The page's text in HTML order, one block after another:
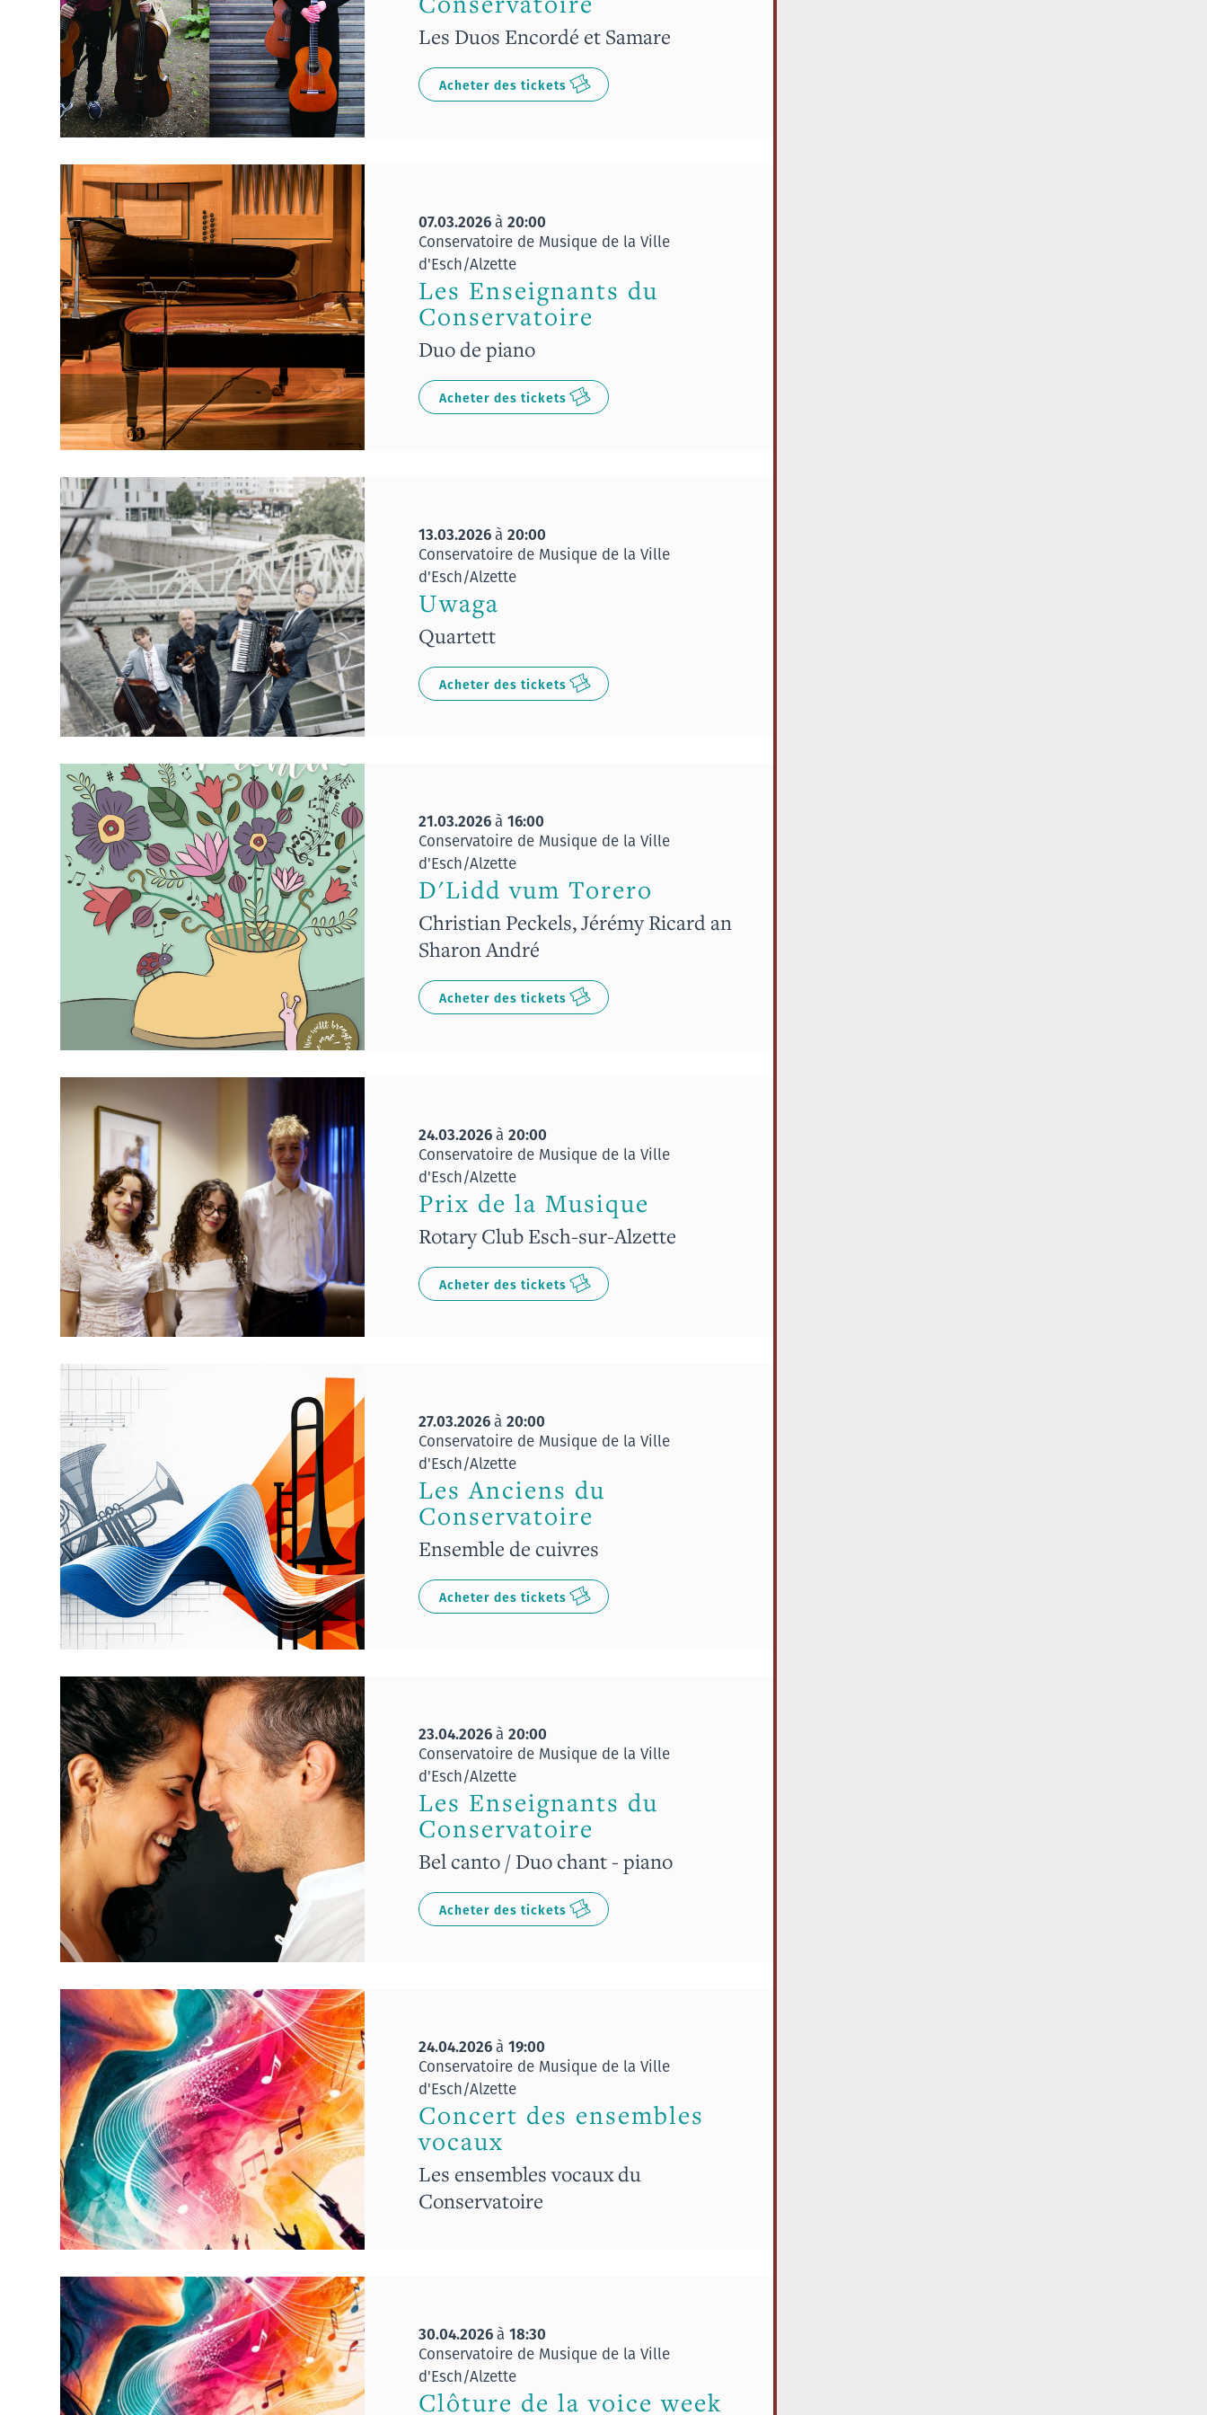
Les Duos Encordé et Samare
Acheter des tickets
07.03.2026à 20:00
Conservatoire de Musique de la Ville
d'Esch/Alzette
Les Enseignants du
Conservatoire
Duo de piano
Acheter des tickets
13.03.2026à 20:00
Conservatoire de Musique de la Ville
d'Esch/Alzette
Uwaga
Quartett
Acheter des tickets
21.03.2026à 16:00
Conservatoire de Musique de la Ville
d'Esch/Alzette
D'Lidd vum Torero
Christian Peckels, Jérémy Ricard an
Sharon André
Acheter des tickets
24.03.2026à 20:00
Conservatoire de Musique de la Ville
d'Esch/Alzette
Prix de la Musique
Rotary Club Esch-sur-Alzette
Acheter des tickets
27.03.2026à 20:00
Conservatoire de Musique de la Ville
d'Esch/Alzette
Les Anciens du
Conservatoire
Ensemble de cuivres
Acheter des tickets
23.04.2026à 20:00
Conservatoire de Musique de la Ville
d'Esch/Alzette
Les Enseignants du
Conservatoire
Bel canto / Duo chant - piano
Acheter des tickets
24.04.2026à 19:00
Conservatoire de Musique de la Ville
d'Esch/Alzette
Concert des ensembles
vocaux
Les ensembles vocaux du
Conservatoire
30.04.2026à 18:30
Conservatoire de Musique de la Ville
d'Esch/Alzette
Clôture de la voice week